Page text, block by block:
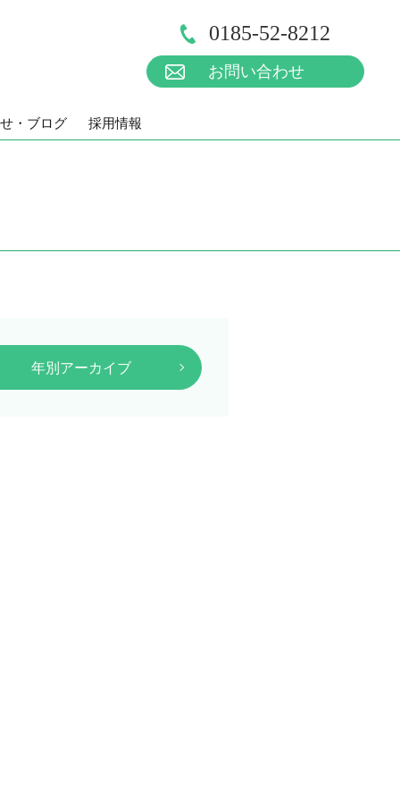
・ブログ 採用情報
0185-52-8212
お問い合わせ
年別アーカイブ